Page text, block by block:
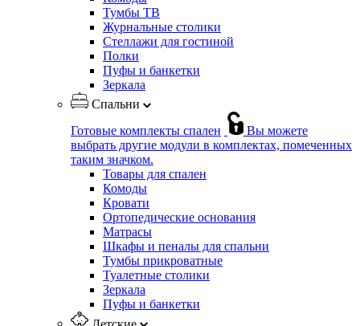
Тумбы ТВ
Журнальные столики
Стеллажи для гостиной
Полки
Пуфы и банкетки
Зеркала
Спальни
Готовые комплекты спален
Вы можете
выбрать другие модули в комплектах, помеченных
таким значком.
Товары для спален
Комоды
Кровати
Ортопедические основания
Матрасы
Шкафы и пеналы для спальни
Тумбы прикроватные
Туалетные столики
Зеркала
Пуфы и банкетки